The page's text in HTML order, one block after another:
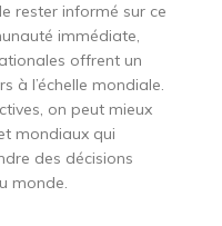
rester informé sur ce
immédiate,
offrent un
à l’échelle mondiale.
on peut mieux
mondiaux qui
des décisions
monde.